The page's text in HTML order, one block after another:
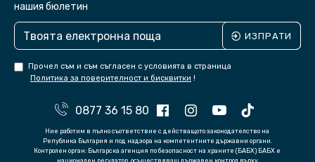
нашия бюлетин
ИЗПРАТИ
Прочел съм и съм съгласен с условията в страница
Политика за поверителност и бисквитки !
0877 36 15 80
Ние работим в пълно съответствие с действащото законодателство на
Република България и под надзора на компетентните държавни органи.
Контролен орган: Българска агенция по безопасност на храните (БАБХ) БАБХ е
национален регулатор, осъществяващ държавен контрол върху